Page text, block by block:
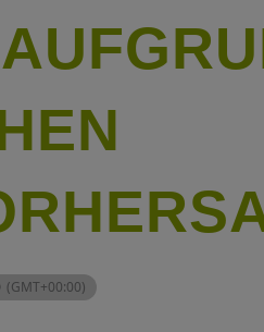
(GMT+00:00)